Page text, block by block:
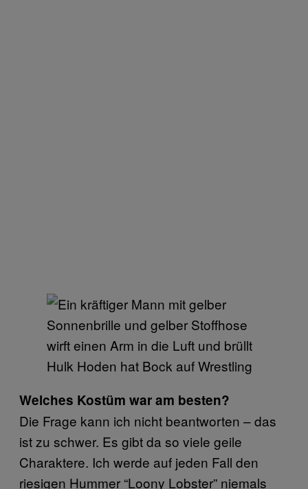
Hulk Hoden hat Bock auf Wrestling
Welches Kostüm war am besten?
Die Frage kann ich nicht beantworten – das
ist zu schwer. Es gibt da so viele geile
Charaktere. Ich werde auf jeden Fall den
riesigen Hummer “Loony Lobster” niemals